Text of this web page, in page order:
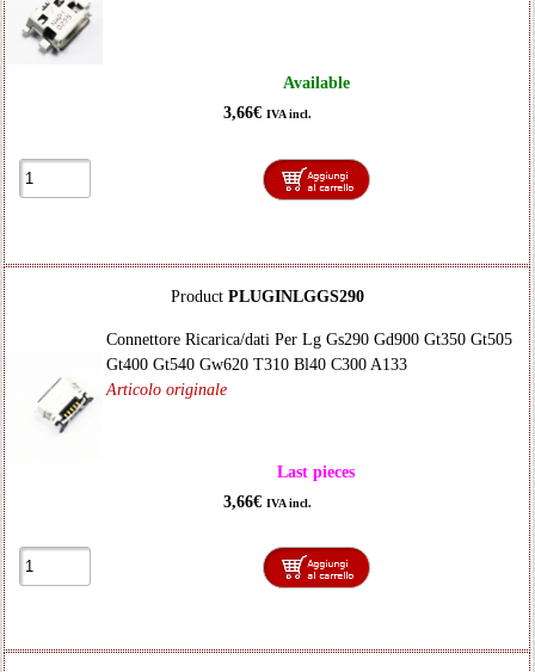
Available
3,66€ IVA incl.
Product PLUGINLGGS290
Connettore Ricarica/dati Per Lg Gs290 Gd900 Gt350 Gt505
Gt400 Gt540 Gw620 T310 Bl40 C300 A133
Articolo originale
Last pieces
3,66€ IVA incl.